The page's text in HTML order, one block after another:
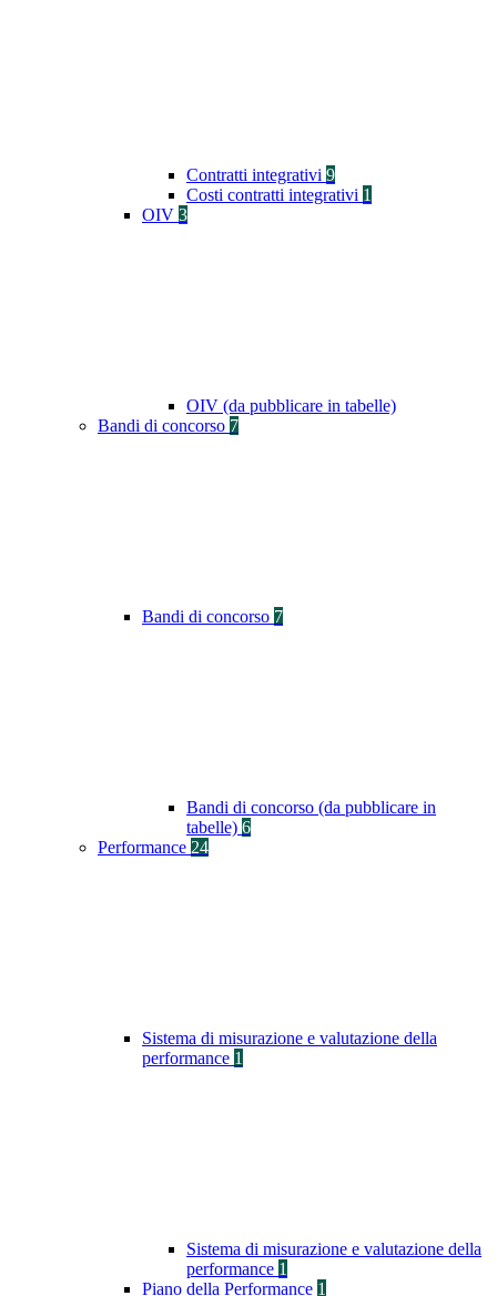
Contratti integrativi 9
Costi contratti integrativi 1
OIV 3
OIV (da pubblicare in tabelle)
Bandi di concorso 7
Bandi di concorso 7
Bandi di concorso (da pubblicare in
tabelle) 6
Performance 24
Sistema di misurazione e valutazione della
performance 1
Sistema di misurazione e valutazione della
performance 1
Piano della Performance 1